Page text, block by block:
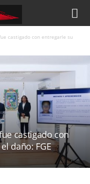
castigado con entregarle su
castigado con
daño: FGE